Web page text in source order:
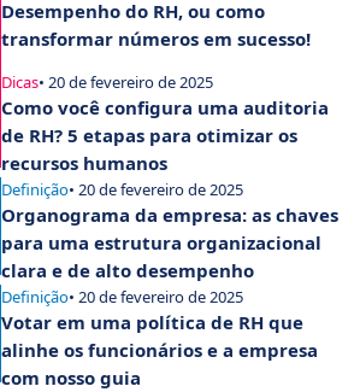
Desempenho do RH, ou como
transformar números em sucesso!
Dicas• 20 de fevereiro de 2025
Como você configura uma auditoria
de RH? 5 etapas para otimizar os
recursos humanos
Definição• 20 de fevereiro de 2025
Organograma da empresa: as chaves
para uma estrutura organizacional
clara e de alto desempenho
Definição• 20 de fevereiro de 2025
Votar em uma política de RH que
alinhe os funcionários e a empresa
com nosso guia